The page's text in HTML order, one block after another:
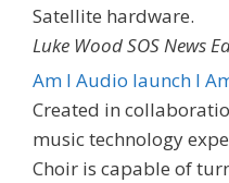
Satellite hardware.
Luke Wood SOS News
Am I Audio launch I
Created in
music technology
Choir is capable of